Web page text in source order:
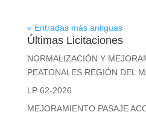
« Entradas más antiguas
Últimas Licitaciones
NORMALIZACIÓN Y
PEATONALES REGIÓN DEL
LP 62-2026
MEJORAMIENTO PASAJE